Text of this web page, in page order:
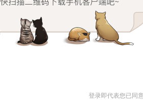
登录即代表您已同